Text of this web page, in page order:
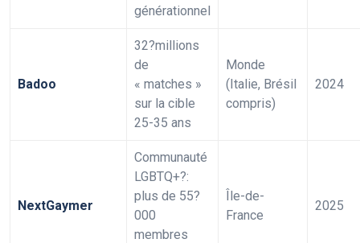
générationnel
Badoo
32?millions
de
« matches »
sur la cible
25-35 ans
Monde
(Italie, Brésil
compris)
2024
NextGaymer
Communauté
LGBTQ+?:
plus de 55?
000
membres
Île-de-
France
2025